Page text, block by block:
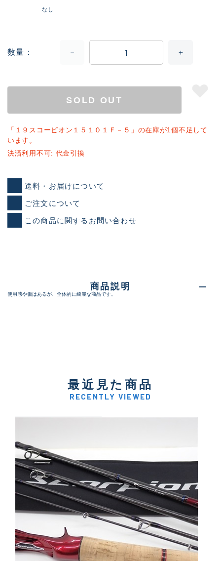
なし
数量
SOLD OUT
「１９スコーピオン１５１０１Ｆ－５」の在庫が1個不足して
います。
決済利用不可: 代金引換
送料・お届けについて
ご注文について
この商品に関するお問い合わせ
商品説明
使用感や傷はあるが、全体的に綺麗な商品です。
最近見た商品
RECENTLY VIEWED